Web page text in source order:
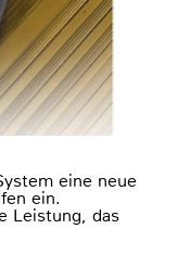
eine neue
ein.
Leistung, das